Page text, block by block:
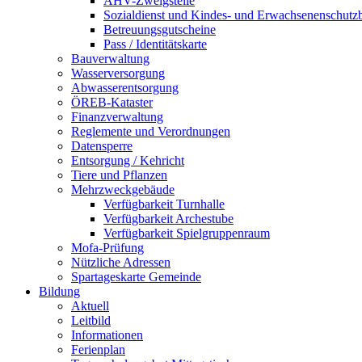
Sozialdienst und Kindes- und
Betreuungsgutscheine
Pass / Identitätskarte
Bauverwaltung
Wasserversorgung
Abwasserentsorgung
ÖREB-Kataster
Finanzverwaltung
Reglemente und Verordnungen
Datensperre
Entsorgung / Kehricht
Tiere und Pflanzen
Mehrzweckgebäude
Verfügbarkeit Turnhalle
Verfügbarkeit Archestube
Verfügbarkeit Spielgruppenraum
Mofa-Prüfung
Nützliche Adressen
Spartageskarte Gemeinde
Bildung
Aktuell
Leitbild
Informationen
Ferienplan